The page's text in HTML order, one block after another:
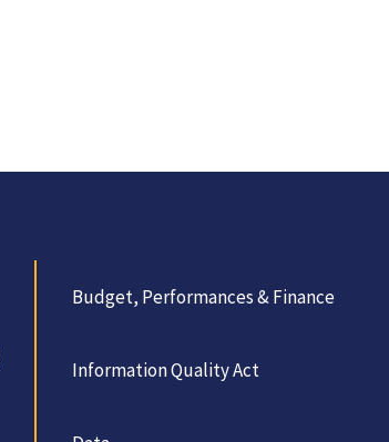
Budget, Performances & Finance
Information Quality Act